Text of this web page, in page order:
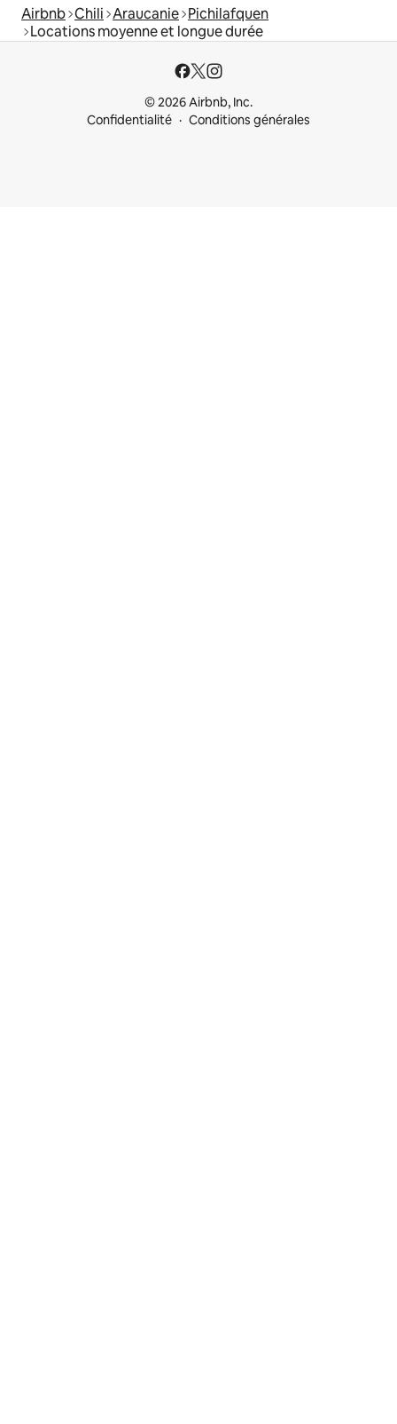
Airbnb Chili Araucanie Pichilafquen
Locations moyenne et longue durée
© 2026 Airbnb, Inc.
Confidentialité
Conditions générales